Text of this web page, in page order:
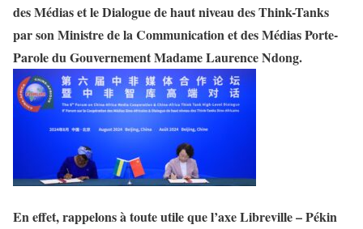
des Médias et le Dialogue de haut niveau des Think-Tanks
par son Ministre de la Communication et des Médias Porte-
Parole du Gouvernement Madame Laurence Ndong.
En effet, rappelons à toute utile que l’axe Libreville – Pékin